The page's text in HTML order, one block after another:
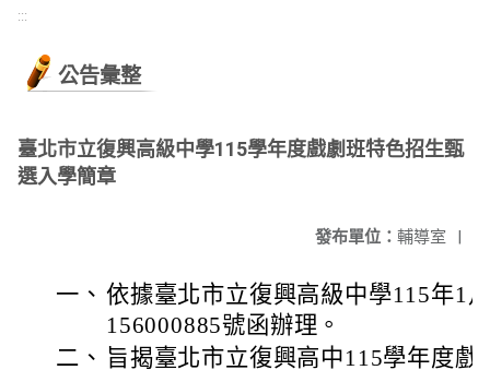
:::
公告彙整
臺北市立復興高級中學115學年度戲劇班特色招生甄
選入學簡章
發布單位： 輔導室 |
一、 依據臺北市立復興高級中學115年1
156000885號函辦理。
二、 旨揭臺北市立復興高中115學年度戲